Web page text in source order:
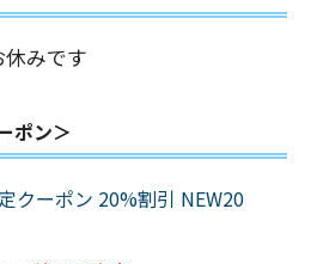
みです
ポン＞
クーポン 20%割引 NEW20